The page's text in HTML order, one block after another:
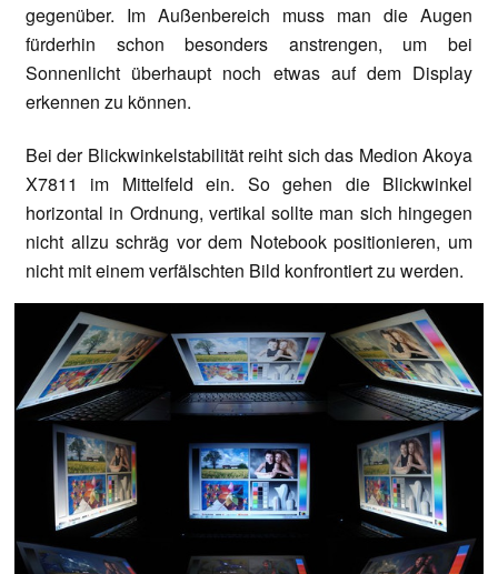
gegenüber. Im Außenbereich muss man die Augen
fürderhin schon besonders anstrengen, um bei
Sonnenlicht überhaupt noch etwas auf dem Display
erkennen zu können.
Bei der Blickwinkelstabilität reiht sich das Medion Akoya
X7811 im Mittelfeld ein. So gehen die Blickwinkel
horizontal in Ordnung, vertikal sollte man sich hingegen
nicht allzu schräg vor dem Notebook positionieren, um
nicht mit einem verfälschten Bild konfrontiert zu werden.